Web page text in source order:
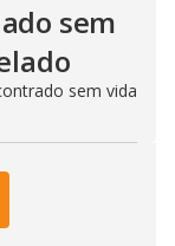
sem
sem vida